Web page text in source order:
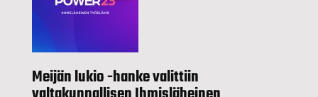
Meijän lukio -hanke valittiin